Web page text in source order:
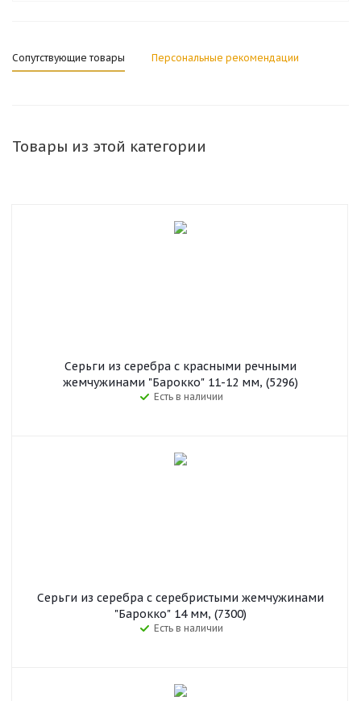
Сопутствующие товары Персональные рекомендации
Товары из этой категории
Серьги из серебра с красными речными
жемчужинами "Барокко" 11-12 мм, (5296)
Есть в наличии
Серьги из серебра с серебристыми жемчужинами
"Барокко" 14 мм, (7300)
Есть в наличии